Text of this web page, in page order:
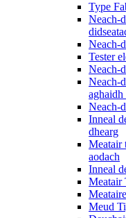
Type
Neach-
Neach-
Tester
Neach-
Neach-
aghaidh
Neach-
Inneal
dhearg
Meatair
aodach
Inneal
Meatair
Meud